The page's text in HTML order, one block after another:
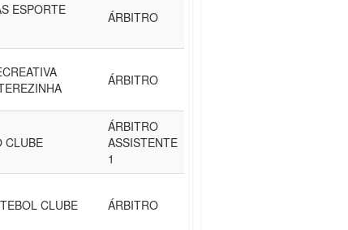
ESPORTE
ÁRBITRO
ÁRBITRO
CLUBE
ÁRBITRO
ASSISTENTE
1
CLUBE ÁRBITRO